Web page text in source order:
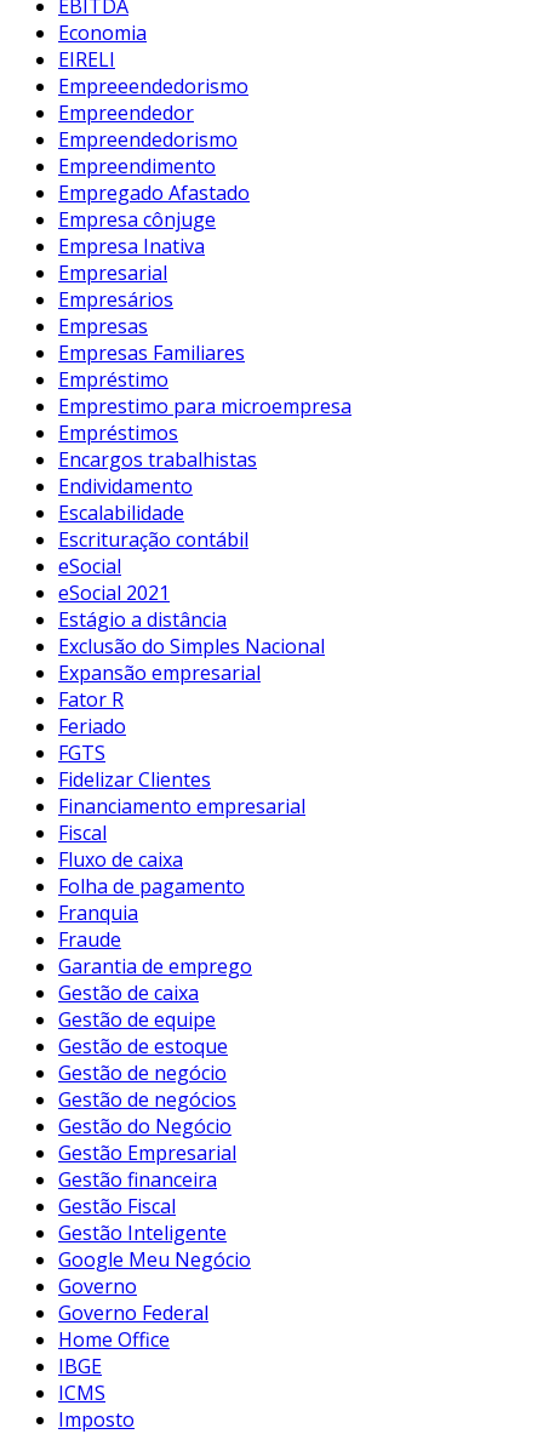
EBITDA
Economia
EIRELI
Empreeendedorismo
Empreendedor
Empreendedorismo
Empreendimento
Empregado Afastado
Empresa cônjuge
Empresa Inativa
Empresarial
Empresários
Empresas
Empresas Familiares
Empréstimo
Emprestimo para microempresa
Empréstimos
Encargos trabalhistas
Endividamento
Escalabilidade
Escrituração contábil
eSocial
eSocial 2021
Estágio a distância
Exclusão do Simples Nacional
Expansão empresarial
Fator R
Feriado
FGTS
Fidelizar Clientes
Financiamento empresarial
Fiscal
Fluxo de caixa
Folha de pagamento
Franquia
Fraude
Garantia de emprego
Gestão de caixa
Gestão de equipe
Gestão de estoque
Gestão de negócio
Gestão de negócios
Gestão do Negócio
Gestão Empresarial
Gestão financeira
Gestão Fiscal
Gestão Inteligente
Google Meu Negócio
Governo
Governo Federal
Home Office
IBGE
ICMS
Imposto